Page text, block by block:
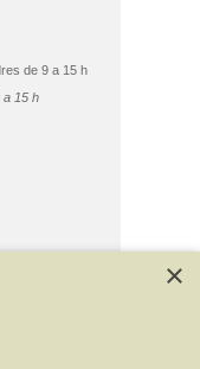
de 9 a 15 h
a 15 h
×